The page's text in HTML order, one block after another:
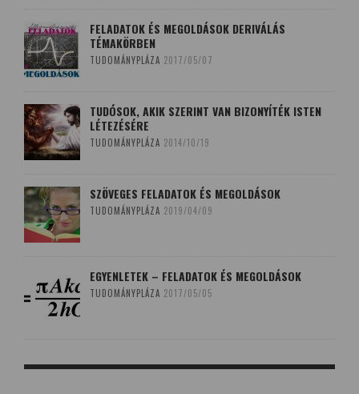
FELADATOK ÉS MEGOLDÁSOK DERIVÁLÁS
TÉMAKÖRBEN
TUDOMÁNYPLÁZA 2017/05/07
TUDÓSOK, AKIK SZERINT VAN BIZONYÍTÉK ISTEN
LÉTEZÉSÉRE
TUDOMÁNYPLÁZA 2014/10/19
SZÖVEGES FELADATOK ÉS MEGOLDÁSOK
TUDOMÁNYPLÁZA 2019/04/09
EGYENLETEK – FELADATOK ÉS MEGOLDÁSOK
TUDOMÁNYPLÁZA 2017/05/05